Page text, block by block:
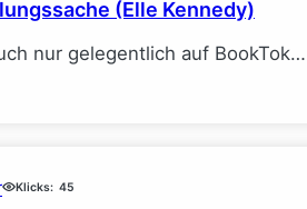
(Elle Kennedy)
nur gelegentlich auf BookTok…
Klicks: 45